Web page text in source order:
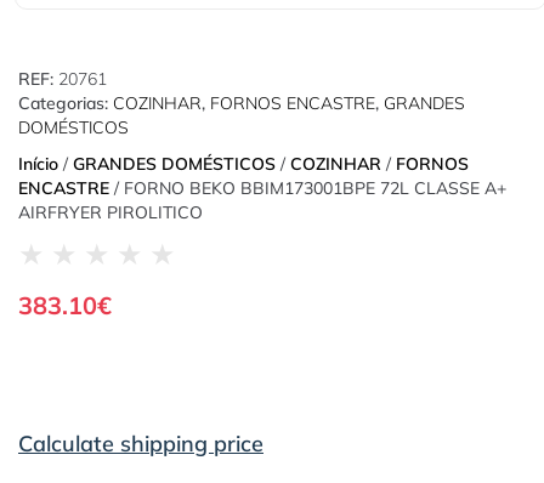
REF: 20761
Categorias: COZINHAR, FORNOS ENCASTRE, GRANDES
DOMÉSTICOS
Início / GRANDES DOMÉSTICOS / COZINHAR / FORNOS
ENCASTRE / FORNO BEKO BBIM173001BPE 72L CLASSE A+
AIRFRYER PIROLITICO
★ ★ ★ ★ ★
383.10€
Calculate shipping price